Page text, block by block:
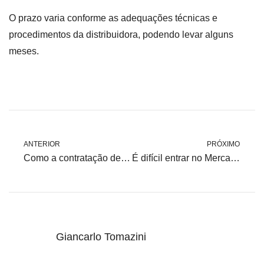
O prazo varia conforme as adequações técnicas e
procedimentos da distribuidora, podendo levar alguns
meses.
ANTERIOR
Como a contratação de energia renovável no Mercado Livre pode melhorar o rating ESG da empresa?
PRÓXIMO
É difícil entrar no Mercado Livre de Energia?
Giancarlo Tomazini